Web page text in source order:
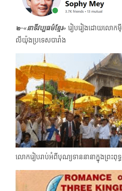
๒–«នាទីវប្បធម៌ខ្មែរ» រៀបរៀងដោយលោក
លីយ៉ុងប្រទេសបារាំង
លោករៀបរាប់អំពីបុណ្យទាននានាក្នុងព្រះពុ